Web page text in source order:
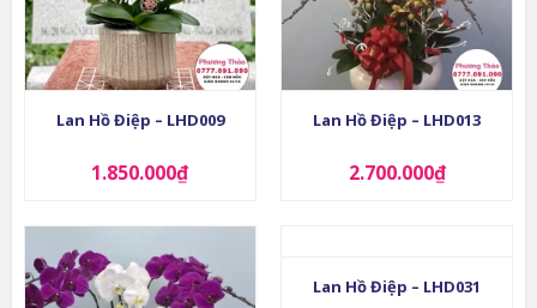
Lan Hồ Điệp – LHD009
1.850.000₫
Lan Hồ Điệp – LHD013
2.700.000₫
Lan Hồ Điệp – LHD031